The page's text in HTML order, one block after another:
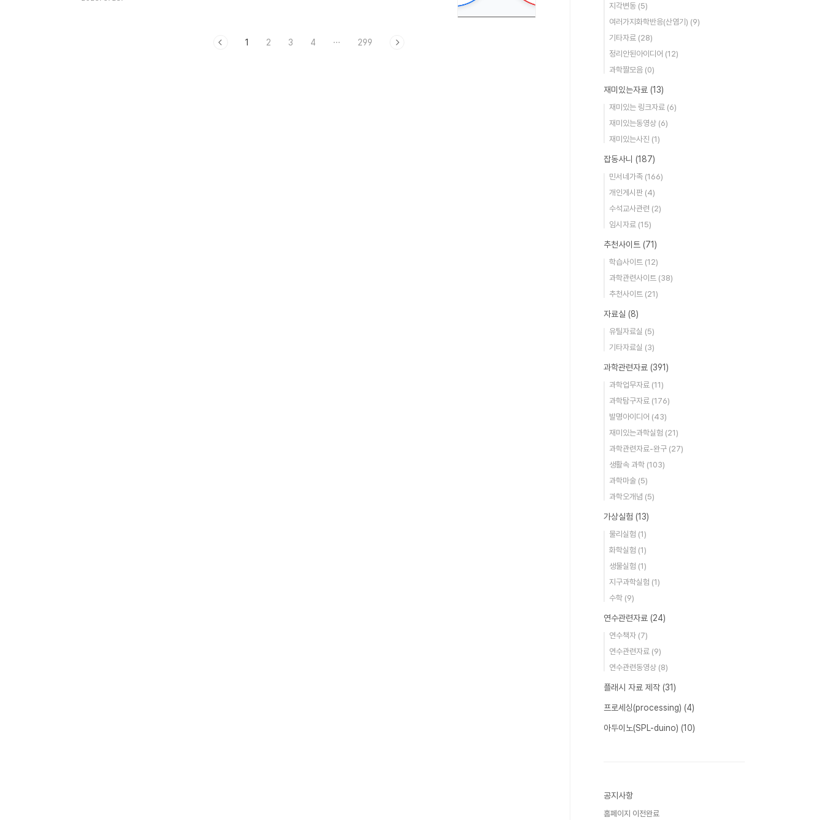
1 2 3 4 ··· 299
지각변동 (5)
여러가지화학반응(산염기) (9)
기타자료 (28)
정리안된아이디어 (12)
과학짤모음 (0)
재미있는자료 (13)
재미있는 링크자료 (6)
재미있는동영상 (6)
재미있는사진 (1)
잡동사니 (187)
민서네가족 (166)
개인게시판 (4)
수석교사관련 (2)
임시자료 (15)
추천사이트 (71)
학습사이트 (12)
과학관련사이트 (38)
추천사이트 (21)
자료실 (8)
유틸자료실 (5)
기타자료실 (3)
과학관련자료 (391)
과학업무자료 (11)
과학탐구자료 (176)
발명아이디어 (43)
재미있는과학실험 (21)
과학관련자료-완구 (27)
생활속 과학 (103)
과학마술 (5)
과학오개념 (5)
가상실험 (13)
물리실험 (1)
화학실험 (1)
생물실험 (1)
지구과학실험 (1)
수학 (9)
연수관련자료 (24)
연수책자 (7)
연수관련자료 (9)
연수관련동영상 (8)
플래시 자료 제작 (31)
프로세싱(processing) (4)
아두이노(SPL-duino) (10)
공지사항
홈페이지 이전완료